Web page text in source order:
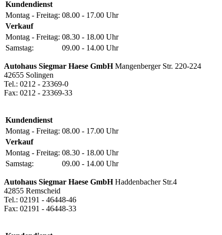
Kundendienst
Montag - Freitag: 08.00 - 17.00 Uhr
Verkauf
Montag - Freitag: 08.30 - 18.00 Uhr
Samstag:
09.00 - 14.00 Uhr
Autohaus Siegmar Haese GmbHMangenberger Str. 220-224
42655 Solingen
Tel.: 0212 - 23369-0
Fax: 0212 - 23369-33
Kundendienst
Montag - Freitag: 08.00 - 17.00 Uhr
Verkauf
Montag - Freitag: 08.30 - 18.00 Uhr
Samstag:
09.00 - 14.00 Uhr
Autohaus Siegmar Haese GmbHHaddenbacher Str.4
42855 Remscheid
Tel.: 02191 - 46448-46
Fax: 02191 - 46448-33